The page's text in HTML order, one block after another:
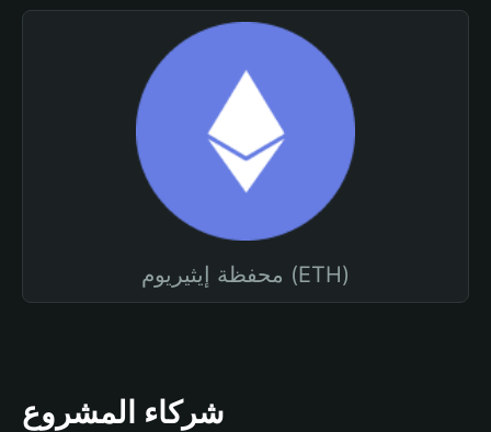
محفظة إيثيريوم (ETH)
شركاء المشروع